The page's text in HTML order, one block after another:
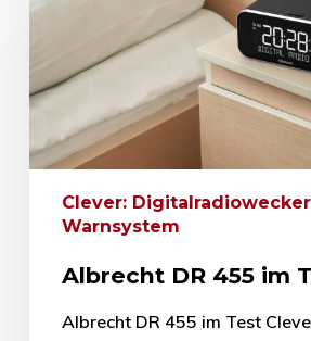
Clever:
Warnsystem
Albrecht DR 455 im
Albrecht DR 455 im Test